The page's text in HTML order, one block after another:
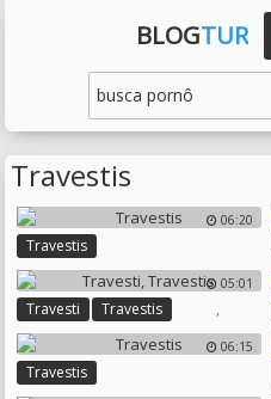
BLOGTUR
Travestis
06:20
Travestis
05:01
Travesti ,
Travestis
06:15
Travestis